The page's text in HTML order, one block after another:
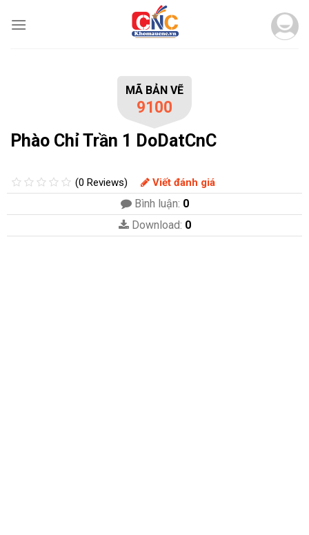
MÃ BẢN VẼ
9100
Phào Chỉ Trần 1 DoDatCnC
(0 Reviews) Viết đánh giá
Bình luận: 0
Download: 0